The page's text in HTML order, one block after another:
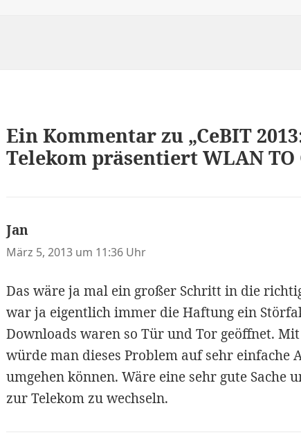
Ein Kommentar zu „CeBIT
Telekom präsentiert WLAN TO
Jan
März 5, 2013 um 11:36 Uhr
Das wäre ja mal ein großer Schritt in die
war ja eigentlich immer die Haftung ein
Downloads waren so Tür und Tor geöffnet.
würde man dieses Problem auf sehr einfache
umgehen können. Wäre eine sehr gute Sache
zur Telekom zu wechseln.